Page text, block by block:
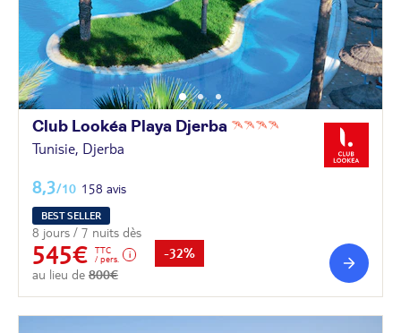
Club Lookéa Playa Djerba
Tunisie, Djerba
8,3/10 158 avis
BEST SELLER
8 jours / 7 nuits dès
545€
TTC
/ pers.
au lieu de 800€
-32%